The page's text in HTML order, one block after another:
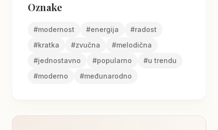
Oznake
#modernost #energija #radost
#kratka #zvučna #melodična
#jednostavno #popularno #u trendu
#moderno #međunarodno